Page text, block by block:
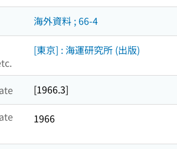
海外資料 ; 66-4
[東京] : 海運研究所 (出版)
[1966.3]
1966